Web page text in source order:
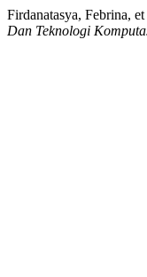
Firdanatasya, Febrina,
Dan Teknologi